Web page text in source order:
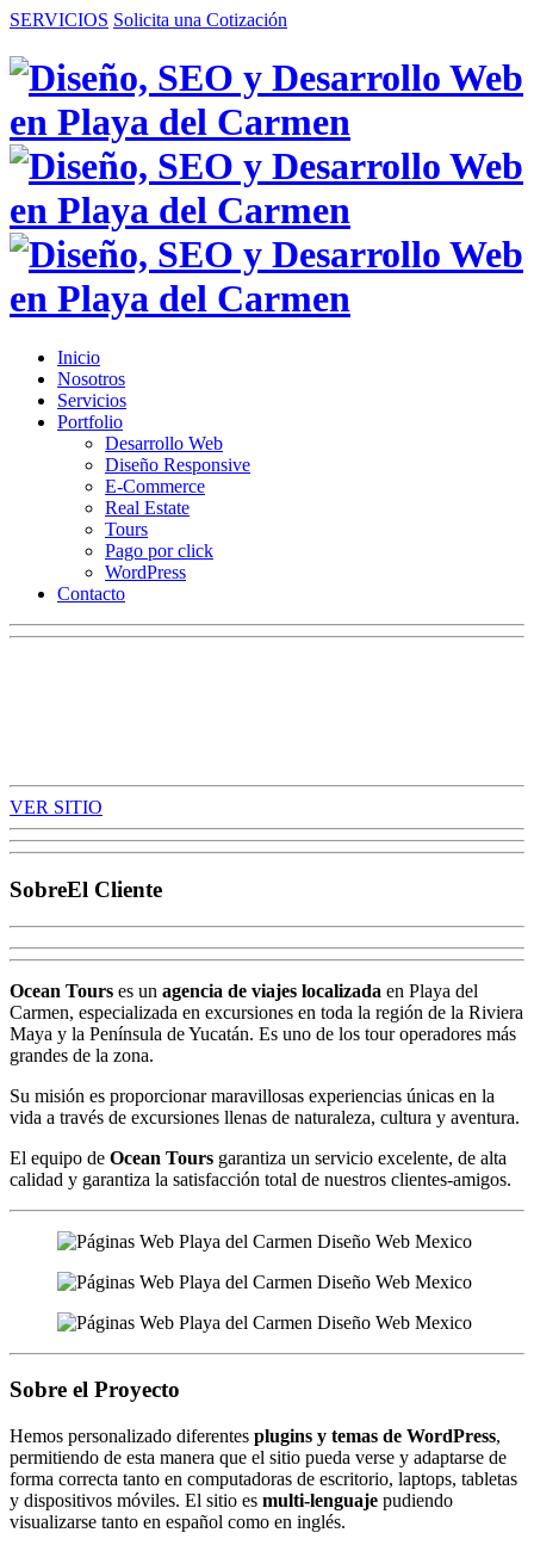
SERVICIOS Solicita una Cotización
Inicio
Nosotros
Servicios
Portfolio
Desarrollo Web
Diseño Responsive
E-Commerce
Real Estate
Tours
Pago por click
WordPress
Contacto
VER SITIO
SobreEl Cliente
Ocean Tours es un agencia de viajes localizada en Playa del
Carmen, especializada en excursiones en toda la región de la Riviera
Maya y la Península de Yucatán. Es uno de los tour operadores más
grandes de la zona.
Su misión es proporcionar maravillosas experiencias únicas en la
vida a través de excursiones llenas de naturaleza, cultura y aventura.
El equipo de Ocean Tours garantiza un servicio excelente, de alta
calidad y garantiza la satisfacción total de nuestros clientes-amigos.
Sobre el Proyecto
Hemos personalizado diferentes plugins y temas de WordPress,
permitiendo de esta manera que el sitio pueda verse y adaptarse de
forma correcta tanto en computadoras de escritorio, laptops, tabletas
y dispositivos móviles. El sitio es multi-lenguaje pudiendo
visualizarse tanto en español como en inglés.